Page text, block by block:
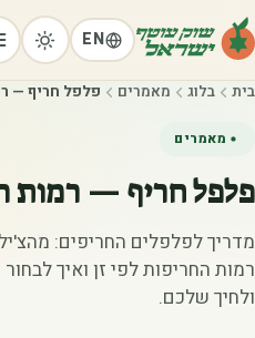
EN
בית בלוג מאמרים פלפל חריף —
מאמרים
פלפל חריף — רמות
מדריך לפלפלים החריפים:
רמות החריפות לפי זן ואיך
ולחיך שלכם.